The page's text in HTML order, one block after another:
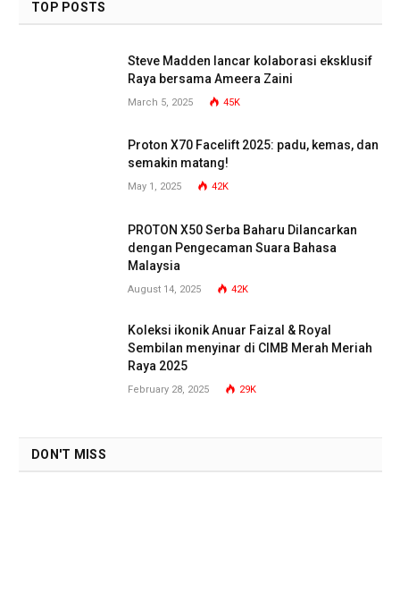
TOP POSTS
Steve Madden lancar kolaborasi eksklusif
Raya bersama Ameera Zaini
March 5, 2025 45K
Proton X70 Facelift 2025: padu, kemas, dan
semakin matang!
May 1, 2025 42K
PROTON X50 Serba Baharu Dilancarkan
dengan Pengecaman Suara Bahasa
Malaysia
August 14, 2025 42K
Koleksi ikonik Anuar Faizal & Royal
Sembilan menyinar di CIMB Merah Meriah
Raya 2025
February 28, 2025 29K
DON'T MISS